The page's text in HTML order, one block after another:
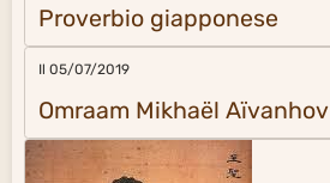
Proverbio giapponese
Il 05/07/2019
Omraam Mikhaël Aïvanhov